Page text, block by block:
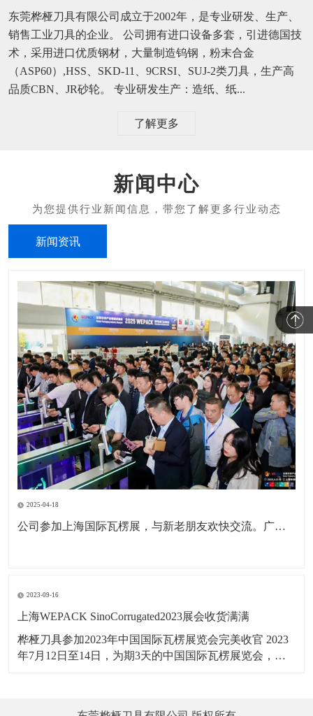
东莞桦桠刀具有限公司成立于2002年，是专业研发、生产、
销售工业刀具的企业。 公司拥有进口设备多套，引进德国技
术，采用进口优质钢材，大量制造钨钢，粉末合金
（ASP60）,HSS、SKD-11、9CRSI、SUJ-2类刀具，生产高
品质CBN、JR砂轮。 专业研发生产：造纸、纸...
了解更多
新闻中心
新闻资讯
2025-04-18
公司参加上海国际瓦楞展，与新老朋友欢快交流。广东包协纸委会领导亲临现场参观。本次展会为公司深耕国内市场，拓展海外市场，更前进了一步。
2023-09-16
上海WEPACK SinoCorrugated2023展会收货满满
桦桠刀具参加2023年中国国际瓦楞展览会完美收官 2023
年7月12日至14日，为期3天的中国国际瓦楞展览会，在